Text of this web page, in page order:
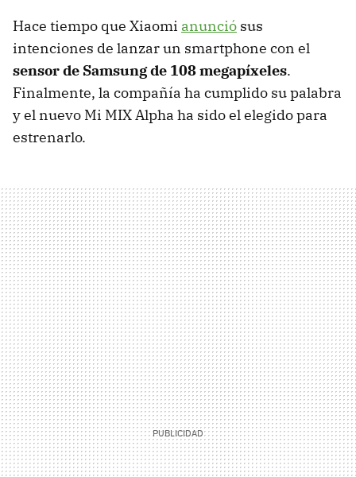
Hace tiempo que Xiaomi anunció sus
intenciones de lanzar un smartphone con el
sensor de Samsung de 108 megapíxeles.
Finalmente, la compañía ha cumplido su palabra
y el nuevo Mi MIX Alpha ha sido el elegido para
estrenarlo.